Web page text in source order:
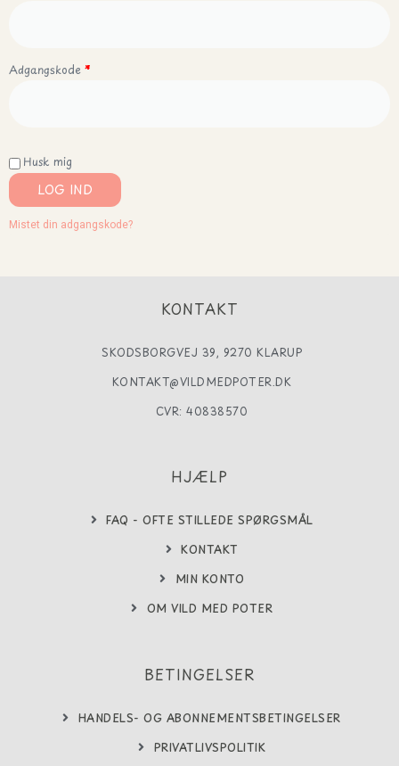
Adgangskode *
Husk mig
LOG IND
Mistet din adgangskode?
KONTAKT
SKODSBORGVEJ 39, 9270 KLARUP
KONTAKT@VILDMEDPOTER.DK
CVR: 40838570
HJÆLP
FAQ - OFTE STILLEDE SPØRGSMÅL
KONTAKT
MIN KONTO
OM VILD MED POTER
BETINGELSER
HANDELS- OG ABONNEMENTSBETINGELSER
PRIVATLIVSPOLITIK